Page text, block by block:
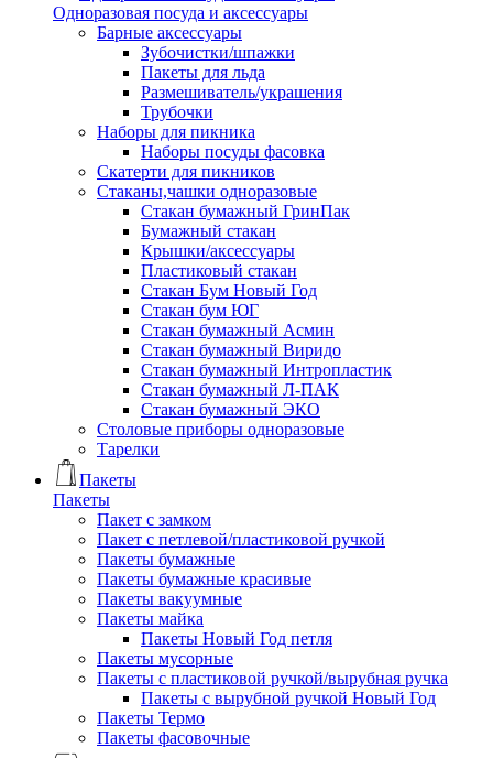
Одноразовая посуда и аксессуары
Барные аксессуары
Зубочистки/шпажки
Пакеты для льда
Размешиватель/украшения
Трубочки
Наборы для пикника
Наборы посуды фасовка
Скатерти для пикников
Стаканы,чашки одноразовые
Cтакан бумажный ГринПак
Бумажный стакан
Крышки/аксессуары
Пластиковый стакан
Стакан Бум Новый Год
Стакан бум ЮГ
Стакан бумажный Асмин
Стакан бумажный Виридо
Стакан бумажный Интропластик
Стакан бумажный Л-ПАК
Стакан бумажный ЭКО
Столовые приборы одноразовые
Тарелки
Пакеты
Пакеты
Пакет с замком
Пакет с петлевой/пластиковой ручкой
Пакеты бумажные
Пакеты бумажные красивые
Пакеты вакуумные
Пакеты майка
Пакеты Новый Год петля
Пакеты мусорные
Пакеты с пластиковой ручкой/вырубная ручка
Пакеты с вырубной ручкой Новый Год
Пакеты Термо
Пакеты фасовочные